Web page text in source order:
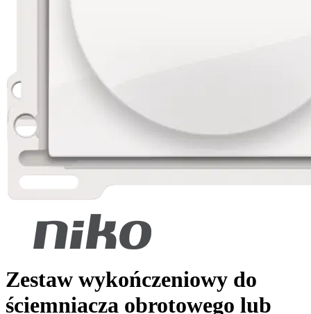
Zestaw wykończeniowy do
ściemniacza obrotowego lub